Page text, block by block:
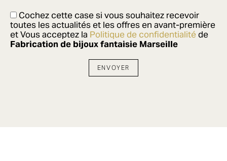
Cochez cette case si vous souhaitez recevoir
toutes les actualités et les offres en avant-première
et Vous acceptez la Politique de confidentialitéde
Fabrication de bijoux fantaisie Marseille